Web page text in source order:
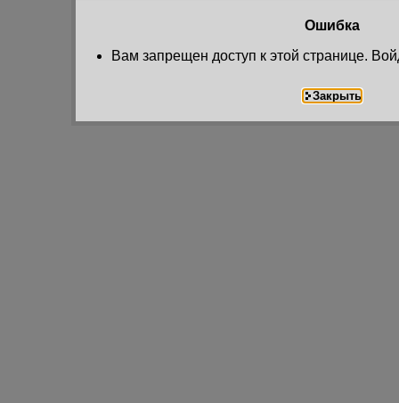
Ошибка
Вам запрещен доступ к этой странице.